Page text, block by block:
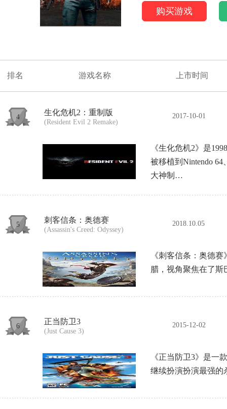
购买游戏
排名 游戏名称 上市时间
4
生化危机2：重制版
(Resident Evil 2 Remake)
2017-10-01
《生化危机2》是
被移植到Nintendo 64
大神制…
5
刺客信条：奥德赛
(Assassin's Creed: Odyssey)
2018.10.05
《刺客信条：奥德
腊，视角聚焦在了
6
正当防卫3
(Just Cause 3)
2015-12-02
《正当防卫3》是一
继续扮演扮演最强的